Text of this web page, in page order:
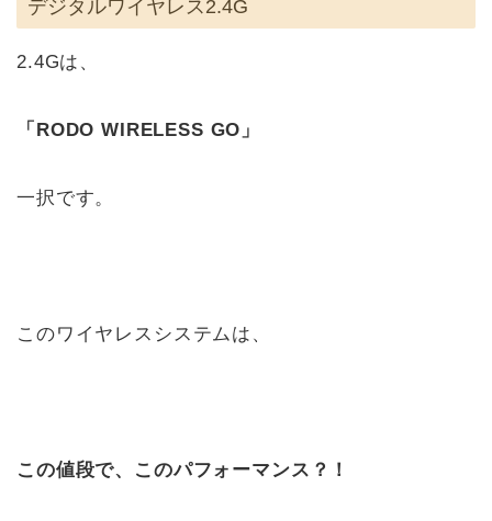
デジタルワイヤレス2.4G
2.4Gは、
「RODO WIRELESS GO」
一択です。
このワイヤレスシステムは、
この値段で、このパフォーマンス？！